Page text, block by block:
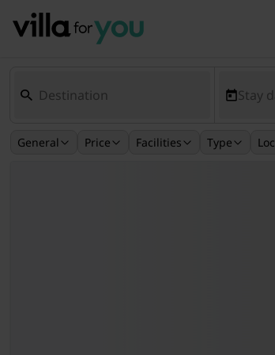
Stay
General Price Facilities Type